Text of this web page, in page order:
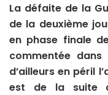
La défaite de la
de la deuxième
en phase finale
commentée
d’ailleurs en péril
est de la suite